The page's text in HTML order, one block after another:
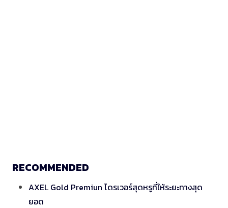
RECOMMENDED
AXEL Gold Premiun ไดรเวอร์สุดหรูที่ให้ระยะทางสุด
ยอด